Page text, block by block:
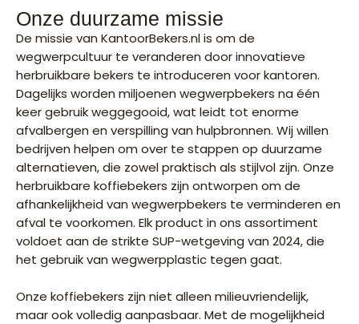
Onze duurzame missie
De missie van KantoorBekers.nl is om de
wegwerpcultuur te veranderen door innovatieve
herbruikbare bekers te introduceren voor kantoren.
Dagelijks worden miljoenen wegwerpbekers na één
keer gebruik weggegooid, wat leidt tot enorme
afvalbergen en verspilling van hulpbronnen. Wij willen
bedrijven helpen om over te stappen op duurzame
alternatieven, die zowel praktisch als stijlvol zijn. Onze
herbruikbare koffiebekers zijn ontworpen om de
afhankelijkheid van wegwerpbekers te verminderen en
afval te voorkomen. Elk product in ons assortiment
voldoet aan de strikte SUP-wetgeving van 2024, die
het gebruik van wegwerpplastic tegen gaat.
Onze koffiebekers zijn niet alleen milieuvriendelijk,
maar ook volledig aanpasbaar. Met de mogelijkheid